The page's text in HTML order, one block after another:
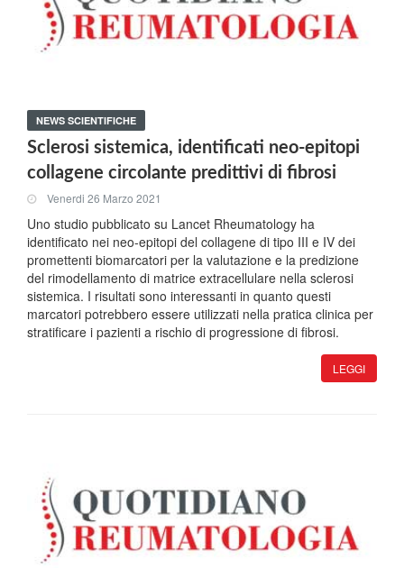
NEWS SCIENTIFICHE
Sclerosi sistemica, identificati neo-epitopi
collagene circolante predittivi di fibrosi
Venerdi 26 Marzo 2021
Uno studio pubblicato su Lancet Rheumatology ha
identificato nei neo-epitopi del collagene di tipo III e IV dei
promettenti biomarcatori per la valutazione e la predizione
del rimodellamento di matrice extracellulare nella sclerosi
sistemica. I risultati sono interessanti in quanto questi
marcatori potrebbero essere utilizzati nella pratica clinica per
stratificare i pazienti a rischio di progressione di fibrosi.
LEGGI